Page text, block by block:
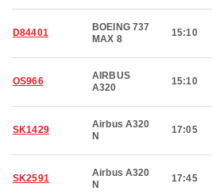
D84401
BOEING 737
MAX 8
15:10
OS966
AIRBUS
A320
15:10
SK1429
Airbus A320
N
17:05
SK2591
Airbus A320
N
17:45